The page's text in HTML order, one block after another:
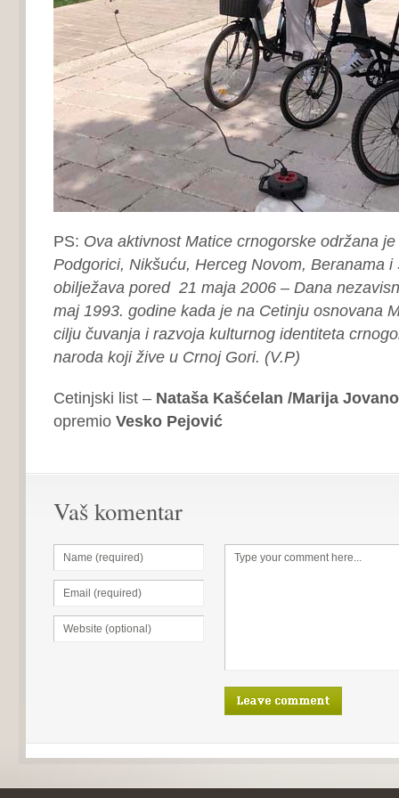
PS: Ova aktivnost Matice crnogorske održana
Podgorici, Nikšuću, Herceg Novom, Beranama
obilježava pored 21 maja 2006 – Dana
maj 1993. godine kada je na Cetinju osnovana
cilju čuvanja i razvoja kulturnog identiteta
naroda koji žive u Crnoj Gori. (V.P)
Cetinjski list – Nataša Kašćelan /Marija
opremio Vesko Pejović
Vaš komentar